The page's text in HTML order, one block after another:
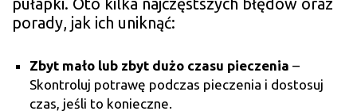
pułapki. Oto kilka najczęstszych błędów oraz
porady, jak ich uniknąć:
Zbyt mało lub zbyt dużo czasu pieczenia –
Skontroluj potrawę podczas pieczenia i dostosuj
czas, jeśli to konieczne.